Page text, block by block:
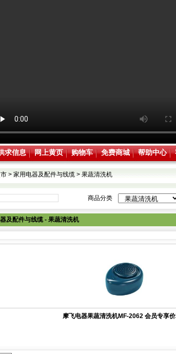
求信息 网上黄页 购物车 免费商城 帮助中心
> 家用电器及配件与线缆> 果蔬清洗机
商品分类
及配件与线缆 - 果蔬清洗机
摩飞电器果蔬清洗机MF-2062 会员专享